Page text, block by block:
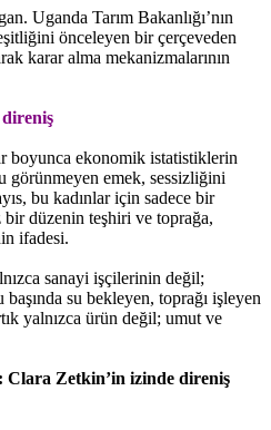
Uganda Tarım Bakanlığı’nın
önceleyen bir çerçeveden
karar alma mekanizmalarının
boyunca ekonomik istatistiklerin
görünmeyen emek, sessizliğini
bu kadınlar için sadece bir
düzenin teşhiri ve toprağa,
ifadesi.
sanayi işçilerinin değil;
su bekleyen, toprağı işleyen
yalnızca ürün değil; umut ve
Clara Zetkin’in izinde direniş